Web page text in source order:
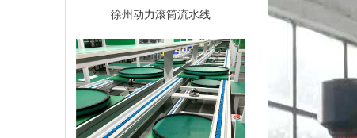
徐州动力滚筒流水线